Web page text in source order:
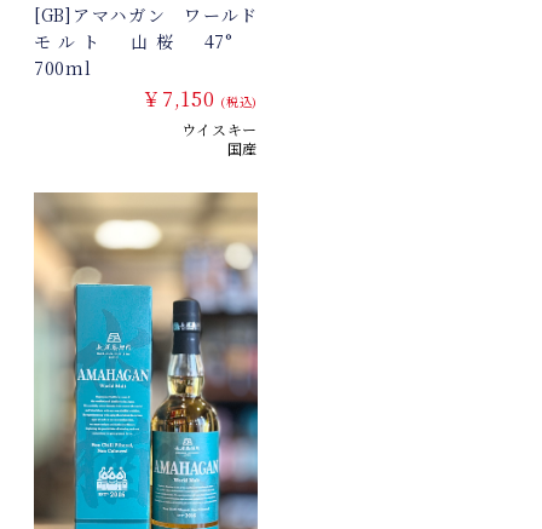
[GB]アマハガン ワールド
モルト 山桜 47°
700ml
￥7,150 (税込)
ウイスキー
国産